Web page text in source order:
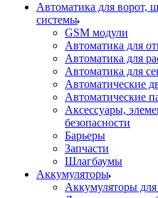
Автоматика для ворот,
системы
GSM модули
Автоматика для
Автоматика для
Автоматика для
Автоматические
Автоматические
Аксессуары,
безопасности
Барьеры
Запчасти
Шлагбаумы
Аккумуляторы
Аккумуляторы